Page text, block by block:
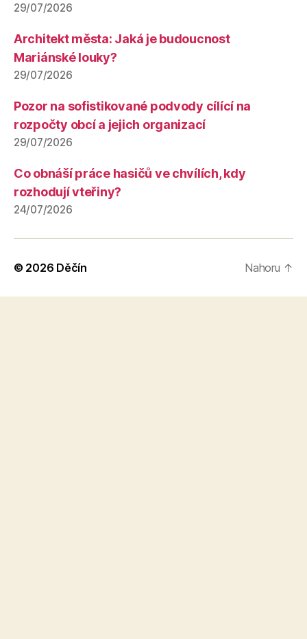
29/07/2026
Architekt města: Jaká je budoucnost
Mariánské louky?
29/07/2026
Pozor na sofistikované podvody cílící na
rozpočty obcí a jejich organizací
29/07/2026
Co obnáší práce hasičů ve chvílích, kdy
rozhodují vteřiny?
24/07/2026
© 2026 Děčín Nahoru ↑